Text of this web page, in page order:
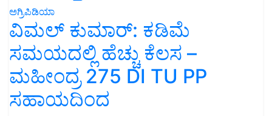
ಅಗ್ರಿಪಿಡಿಯಾ
ವಿಮಲ್ ಕುಮಾರ್: ಕಡಿಮೆ
ಸಮಯದಲ್ಲಿ ಹೆಚ್ಚು ಕೆಲಸ –
ಮಹೀಂದ್ರ 275 DI TU PP
ಸಹಾಯದಿಂದ